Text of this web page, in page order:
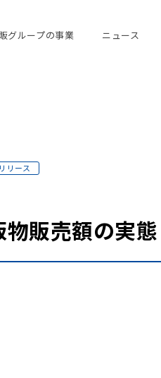
グループの事業 ニュース
リース
販売額の実